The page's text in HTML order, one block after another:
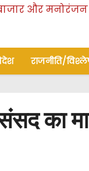
और मनोरंजन
राजनीति/
का